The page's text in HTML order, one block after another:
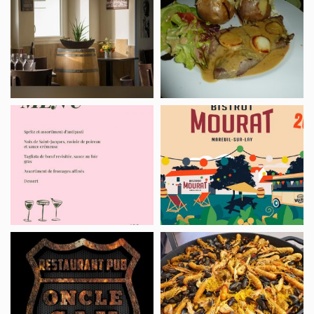
Les
Voyageurs
Le
Grill
Nonna
Bistrot
Mourat
ONCLE
SAM
BAR
(Uncle
Rôtisserie
RN137